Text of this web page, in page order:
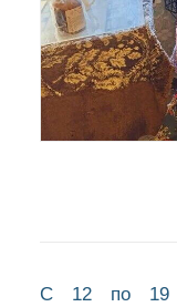
С 12 по 19